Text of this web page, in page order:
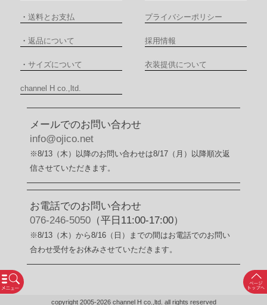
・ 送料とお支払 プライバシーポリシー
・ 返品について 採用情報
・ サイズについて 衣装提供について
channel H co.,ltd.
メールでのお問い合わせ
info@ojico.net
※8/13（木）以降のお問い合わせは8/17（月）以降順次返
信させていただきます。
お電話でのお問い合わせ
076-246-5050 （平日11:00-17:00）
※8/13（木）から8/16（日）までの間はお電話でのお問い
合わせ受付をお休みさせていただきます。
copyright 2005-2026 channel H co.,ltd. all rights reserved